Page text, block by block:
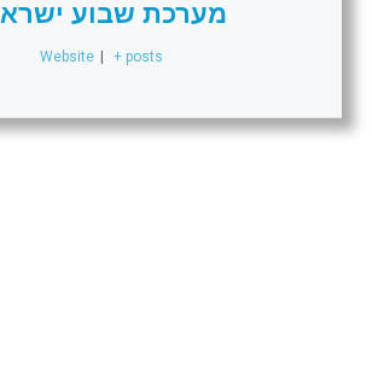
מערכת שבוע
Website | + posts